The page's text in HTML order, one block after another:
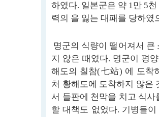
하였다. 일본군은 약 1만 5
력의 을 잃는 대패를 당하였
명군의 식량이 떨어져서 큰
지 않은 때였다. 명군이 평
해도의 칠참(七站) 에 도착
처 황해도에 도착하지 않은
서 들판에 천막을 치고 식
할 대책도 없었다. 기병들